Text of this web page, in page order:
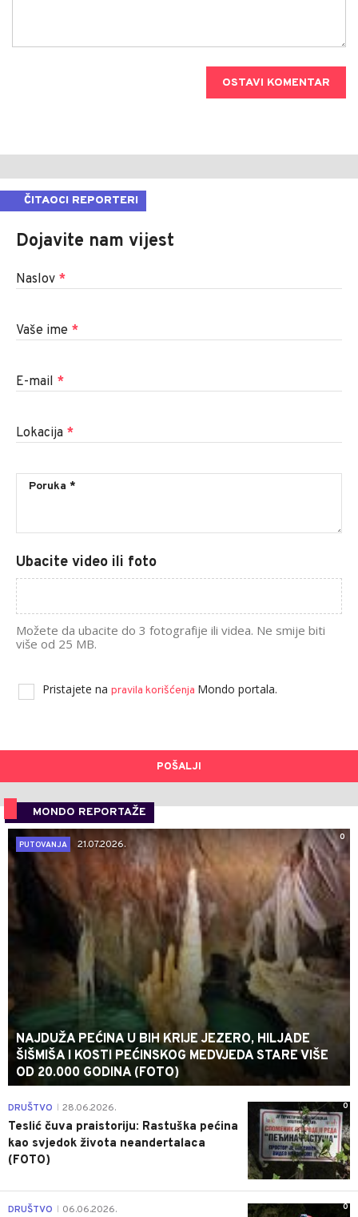
OSTAVI KOMENTAR
ČITAOCI REPORTERI
Dojavite nam vijest
Naslov *
Vaše ime *
E-mail *
Lokacija *
Ubacite video ili foto
Možete da ubacite do 3 fotografije ili videa. Ne smije biti
više od 25 MB.
Pristajete na pravila korišćenja Mondo portala.
POŠALJI
MONDO REPORTAŽE
0
PUTOVANJA
21.07.2026.
NAJDUŽA PEĆINA U BIH KRIJE JEZERO, HILJADE
ŠIŠMIŠA I KOSTI PEĆINSKOG MEDVJEDA STARE VIŠE
OD 20.000 GODINA (FOTO)
0
DRUŠTVO 28.06.2026.
Teslić čuva praistoriju: Rastuška pećina
kao svjedok života neandertalaca
(FOTO)
0
DRUŠTVO 06.06.2026.